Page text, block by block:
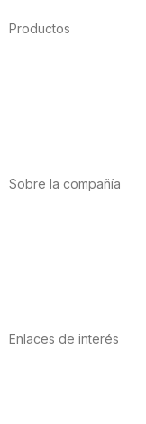
Productos
Sobre la compañía
Enlaces de interés